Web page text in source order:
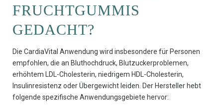
FRUCHTGUMMIS
GEDACHT?
Die CardiaVital Anwendung wird insbesondere für Personen
empfohlen, die an Bluthochdruck, Blutzuckerproblemen,
erhöhtem LDL-Cholesterin, niedrigem HDL-Cholesterin,
Insulinresistenz oder Übergewicht leiden. Der Hersteller hebt
folgende spezifische Anwendungsgebiete hervor: